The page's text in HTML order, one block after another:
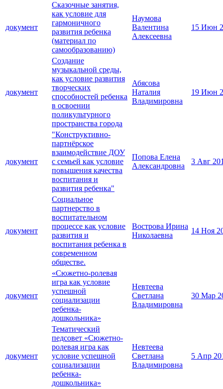
документ
Сказочные занятия,
как условие для
гармоничного
развития ребенка
(материал по
самообразованию)
Наумова
Валентина
Алексеевна
15 Июн
документ
Создание
музыкальной среды,
как условие развития
творческих
способностей ребенка
в освоении
поликультурного
пространства города
Абясова
Наталия
Владимировна
19 Июн
документ
"Конструктивно-
партнёрское
взаимодействие ДОУ
с семьей как условие
повышения качества
воспитания и
развития ребенка"
Попова Елена
Александровна
3 Авг
документ
Социальное
партнерство в
воспитательном
процессе как условие
развития и
воспитания ребенка в
современном
обществе.
Вострова Ирина
Николаевна
14 Ноя
документ
«Сюжетно-ролевая
игра как условие
успешной
социализации
ребенка-
дошкольника»
Невтеева
Светлана
Владимировна
30 Мар
документ
Тематический
педсовет «Сюжетно-
ролевая игра как
условие успешной
социализации
ребенка-
дошкольника»
Невтеева
Светлана
Владимировна
5 Апр